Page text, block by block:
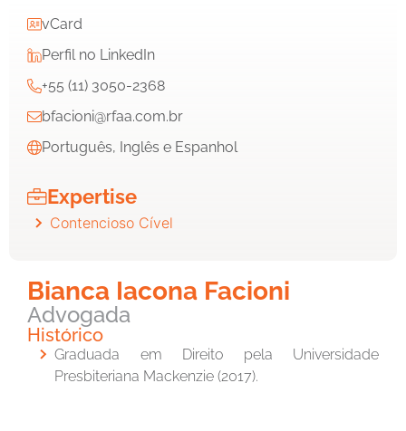
vCard
Perfil no LinkedIn
+55 (11) 3050-2368
bfacioni@rfaa.com.br
Português, Inglês e Espanhol
Expertise
Contencioso Cível
Bianca Iacona Facioni
Advogada
Histórico
Graduada em Direito pela Universidade
Presbiteriana Mackenzie (2017).